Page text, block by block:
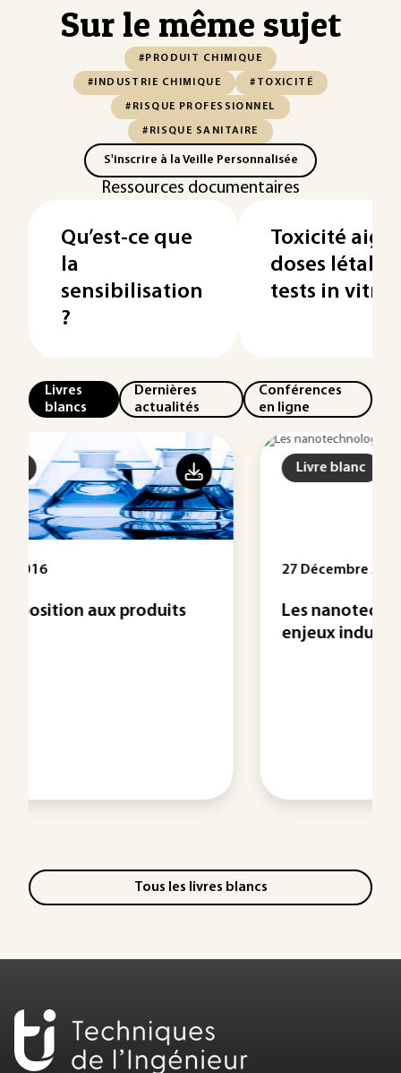
Sur le même sujet
#PRODUIT CHIMIQUE
#INDUSTRIE CHIMIQUE #TOXICITÉ
#RISQUE PROFESSIONNEL
#RISQUE SANITAIRE
S'inscrire à la Veille Personnalisée
Ressources documentaires
Qu’est-ce que
la
sensibilisation
?
Toxicité
doses létales
tests in vitro
Livres
blancs
Dernières
actualités
Conférences
en ligne
Livre blanc
Les nanotechnologies et leurs
Tous les livres blancs